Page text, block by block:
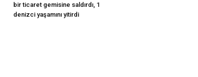
bir ticaret gemisine saldırdı, 1
denizci yaşamını yitirdi